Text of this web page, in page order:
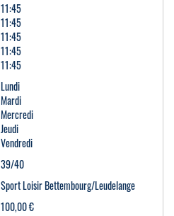
11:45
11:45
11:45
11:45
11:45
Lundi
Mardi
Mercredi
Jeudi
Vendredi
39/40
Sport Loisir Bettembourg/Leudelange
100,00 €